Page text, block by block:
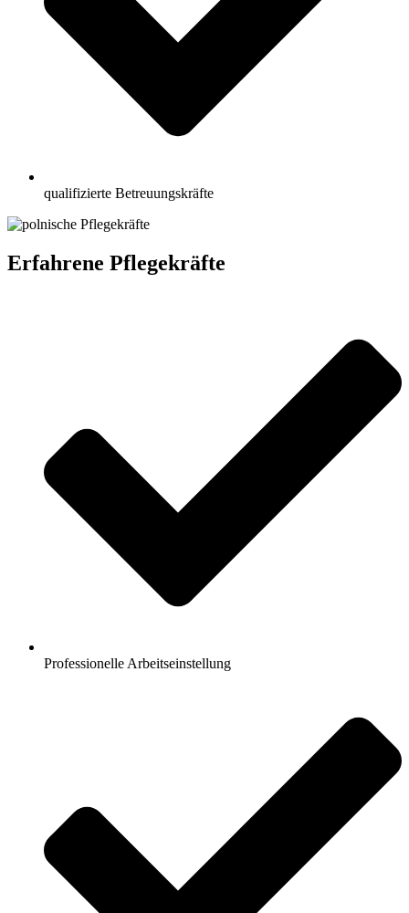
qualifizierte Betreuungskräfte
Erfahrene Pflegekräfte
Professionelle Arbeitseinstellung